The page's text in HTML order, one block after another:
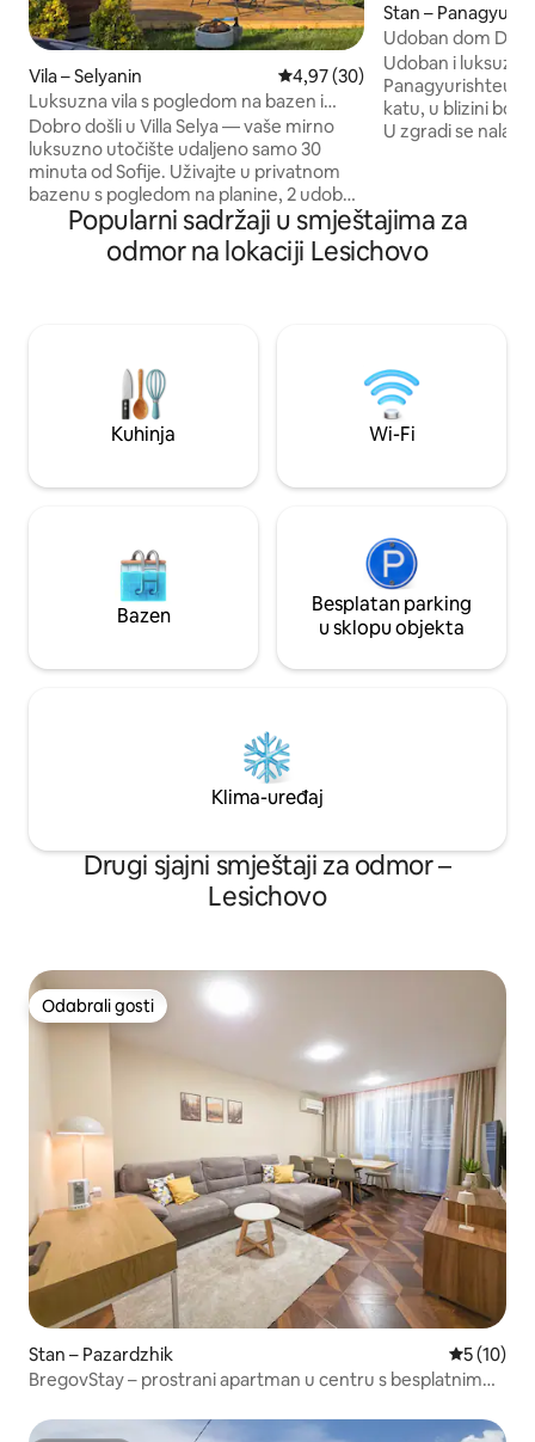
Vila – Selyanin Prosječna ocjena: 4,97/5,
4,97 (30)
Luksuzna vila s pogledom na bazen i
planine u blizini Sofije
Dobro došli u Villa Selya — vaše mirno
luksuzno utočište udaljeno samo 30
minuta od Sofije. Uživajte u privatnom
bazenu s pogledom na planine, 2 udobne
spavaće sobe, potpuno opremljenoj
kuhinji, brzom bežičnom internetu,
roštilju i osunčanom vrtu. Bilo da
slikovitih mjesta. Rezervirajte odmah —
ljetni se datumi brzo popunjavaju!
Stan –
Udoban dom
centra
Udoban i
Panagyurishteu!
katu, u blizini
U zgradi se nalazi
kaučem na
otvorenog plana
kuhinjom te
Popularni sadržaji u smještajima za
odmor na lokaciji Lesichovo
Kuhinja Wi-Fi
Bazen
Besplatan parking
u sklopu objekta
Klima-uređaj
Drugi sjajni smještaji za odmor –
Lesichovo
Odabrali gosti
Odabrali gosti
Stan – Pazardzhik Prosječna
5 (10)
BregovStay – prostrani apartman u centru s besplatnim